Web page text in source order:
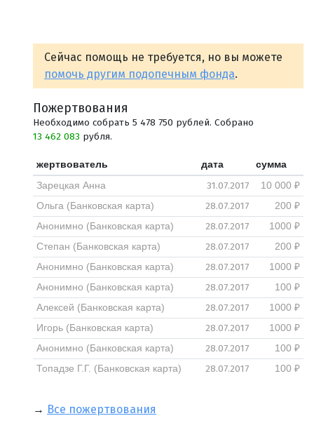
Сейчас помощь не требуется, но вы можете
помочь другим подопечным фонда.
Пожертвования
Необходимо собрать 5 478 750 рублей. Собрано
13 462 083 рубля.
жертвователь дата
сумма
Зарецкая Анна
31.07.2017
10 000 ₽
Ольга (Банковская карта)
28.07.2017
200 ₽
Анонимно (Банковская карта)
28.07.2017
1000 ₽
Степан (Банковская карта)
28.07.2017
200 ₽
Анонимно (Банковская карта)
28.07.2017
1000 ₽
Анонимно (Банковская карта)
28.07.2017
100 ₽
Алексей (Банковская карта)
28.07.2017
1000 ₽
Игорь (Банковская карта)
28.07.2017
1000 ₽
Анонимно (Банковская карта)
28.07.2017
100 ₽
Топадзе Г.Г. (Банковская карта)
28.07.2017 100 ₽
→ Все пожертвования